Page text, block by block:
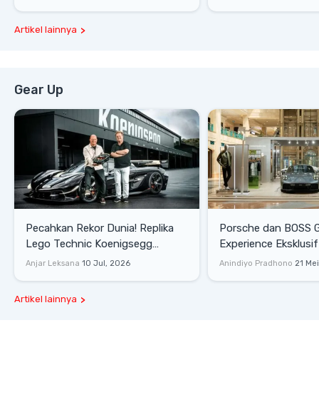
Artikel lainnya
Gear Up
Pecahkan Rekor Dunia! Replika
Lego Technic Koenigsegg
Sadair's Spear Ukuran Asli Sukses
Anjar Leksana 10 Jul, 2026
Porsche dan BOSS
Experience
Senayan, Hadirkan
Anindiyo Pradhono 21
Artikel lainnya